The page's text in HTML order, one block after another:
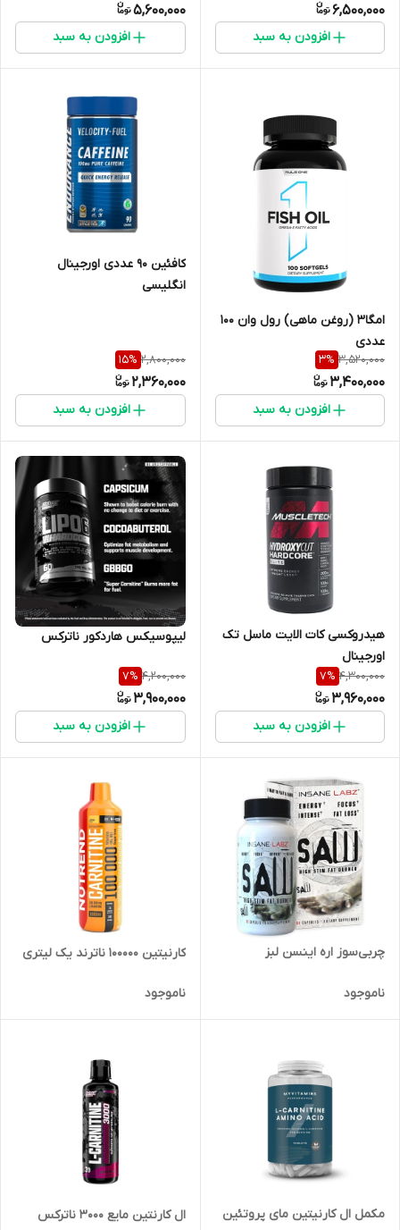
6,500,000
افزودن به سبد
5,600,000
افزودن به سبد
امگا۳ (روغن ماهی) رول وان ۱۰۰
عددی
3,520,000
3%
3,400,000
افزودن به سبد
کافئین ۹۰ عددی اورجینال
انگلیسی
2,800,000
15%
2,360,000
افزودن به سبد
هیدروکسی کات الایت ماسل تک
اورجینال
4,300,000
7%
3,960,000
افزودن به سبد
لیپوسیکس هاردکور ناترکس
4,200,000
7%
3,900,000
افزودن به سبد
چربی‌سوز اره اینسن لبز
ناموجود
کارنیتین 100000 ناترند یک لیتری
ناموجود
مکمل ال کارنیتین مای پروتئین
ال کارنتین مایع ۳۰۰۰ ناترکس